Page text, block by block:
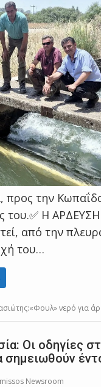
την
του.✅️ Η
από την
του…
νερό για
Οι οδηγίες
Newsroom